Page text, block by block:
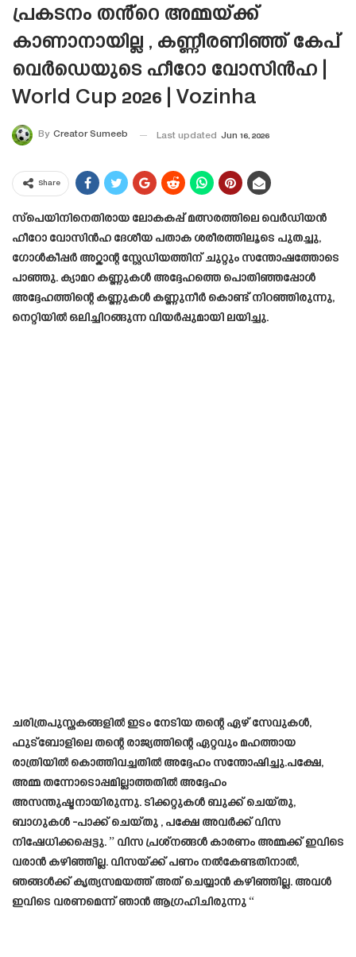
പ്രകടനം തൻ്റെ അമ്മയ്ക്ക്
കാണാനായില്ല , കണ്ണീരണിഞ്ഞ് കേപ്
വെർഡെയുടെ ഹീറോ വോസിൻഹ |
World Cup 2026 | Vozinha
By Creator Sumeeb Last updated Jun 16, 2026
Share
സ്പെയിനിനെതിരായ ലോകകപ്പ് മത്സരത്തിലെ വെർഡിയൻ
ഹീറോ വോസിൻഹ ദേശീയ പതാക ശരീരത്തിലൂടെ പുതച്ചു,
ഗോൾകീപ്പർ അറ്റ്ലാന്റ സ്റ്റേഡിയത്തിന് ചുറ്റും സന്തോഷത്തോടെ
പാഞ്ഞു. ക്യാമറ കണ്ണുകൾ അദ്ദേഹത്തെ പൊതിഞ്ഞപ്പോൾ
അദ്ദേഹത്തിന്റെ കണ്ണുകൾ കണ്ണുനീർ കൊണ്ട് നിറഞ്ഞിരുന്നു,
നെറ്റിയിൽ ഒലിച്ചിറങ്ങുന്ന വിയർപ്പുമായി ലയിച്ചു.
ചരിത്രപുസ്തകങ്ങളിൽ ഇടം നേടിയ തന്റെ ഏഴ് സേവുകൾ,
ഫുട്ബോളിലെ തന്റെ രാജ്യത്തിന്റെ ഏറ്റവും മഹത്തായ
രാത്രിയിൽ കൊത്തിവച്ചതിൽ അദ്ദേഹം സന്തോഷിച്ചു.പക്ഷേ,
അമ്മ തന്നോടൊപ്പമില്ലാത്തതിൽ അദ്ദേഹം
അസന്തുഷ്ടനായിരുന്നു. ടിക്കറ്റുകൾ ബുക്ക് ചെയ്തു,
ബാഗുകൾ -പാക്ക് ചെയ്തു , പക്ഷേ അവർക്ക് വിസ
നിഷേധിക്കപ്പെട്ടു. ” വിസ പ്രശ്നങ്ങൾ കാരണം അമ്മക്ക് ഇവിടെ
വരാൻ കഴിഞ്ഞില്ല. വിസയ്ക്ക് പണം നൽകേണ്ടതിനാൽ,
ഞങ്ങൾക്ക് കൃത്യസമയത്ത് അത് ചെയ്യാൻ കഴിഞ്ഞില്ല. അവൾ
ഇവിടെ വരണമെന്ന് ഞാൻ ആഗ്രഹിചിരുന്നു “